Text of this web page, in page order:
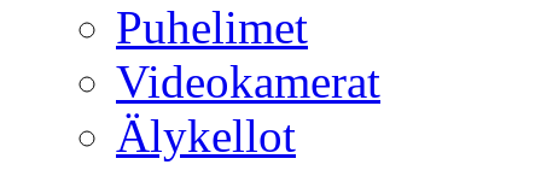
Puhelimet
Videokamerat
Älykellot